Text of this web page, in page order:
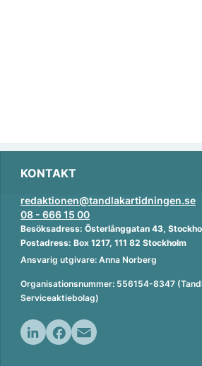
KONTAKT
redaktionen@tandlakartidningen.se
08 - 666 15 00
Besöksadress: Österlånggatan 43,
Postadress: Box 1217, 111 82 Stockholm
Ansvarig utgivare: Anna Norberg
Organisationsnummer: 556154-8347
Serviceaktiebolag)